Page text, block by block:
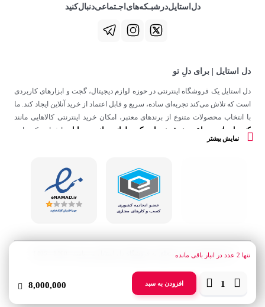
تنها 2 عدد در انبار باقی مانده
افزودن به سبد 8,000,000
دل‌استایل‌در‌‌شبـکه‌های‌اجـتماعی‌دنبال‌کنید
دل استایل | برای دلِ تو
دل استایل یک فروشگاه اینترنتی در حوزه لوازم دیجیتال، گجت و ابزارهای کاربردی
است که تلاش می‌کند تجربه‌ای ساده، سریع و قابل اعتماد از خرید آنلاین ایجاد کند. ما
با انتخاب محصولات متنوع از برندهای معتبر، امکان خرید اینترنتی کالاهایی مانند
کنسول بازی ساعت هوشمند اسپیکر ولوازم جانبی موبایل
را فراهم کرده‌ایم.
در دل استایل، تمرکز ما فقط روی فروش نیست؛ هدف ساختن تجربه‌ای است که
نمایش بیشتر
کلیه حقوق این سایت متعلق به فروشگاه دل استایل می باشد . 1400 - 1405